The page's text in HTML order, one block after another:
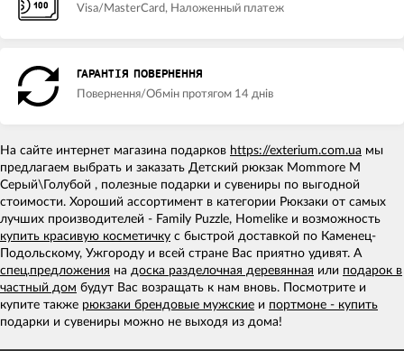
Visa/MasterCard, Наложенный платеж
ГАРАНТІЯ ПОВЕРНЕННЯ
Повернення/Обмін протягом 14 днів
На сайте интернет магазина подарков https://exterium.com.ua мы
предлагаем выбрать и заказать Детский рюкзак Mommore M
Серый\Голубой , полезные подарки и сувениры по выгодной
стоимости. Хороший ассортимент в категории Рюкзаки от самых
лучших производителей - Family Puzzle, Homelike и возможность
купить красивую косметичку с быстрой доставкой по Каменец-
Подольскому, Ужгороду и всей стране Вас приятно удивят. А
спец.предложения на доска разделочная деревянная или подарок в
частный дом будут Вас возращать к нам вновь. Посмотрите и
купите также рюкзаки брендовые мужские и портмоне - купить
подарки и сувениры можно не выходя из дома!